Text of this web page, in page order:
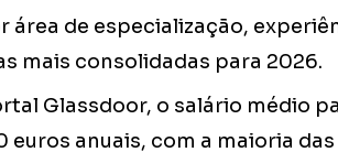
área de especialização,
mais consolidadas para 2026.
Glassdoor, o salário médio
euros anuais, com a maioria